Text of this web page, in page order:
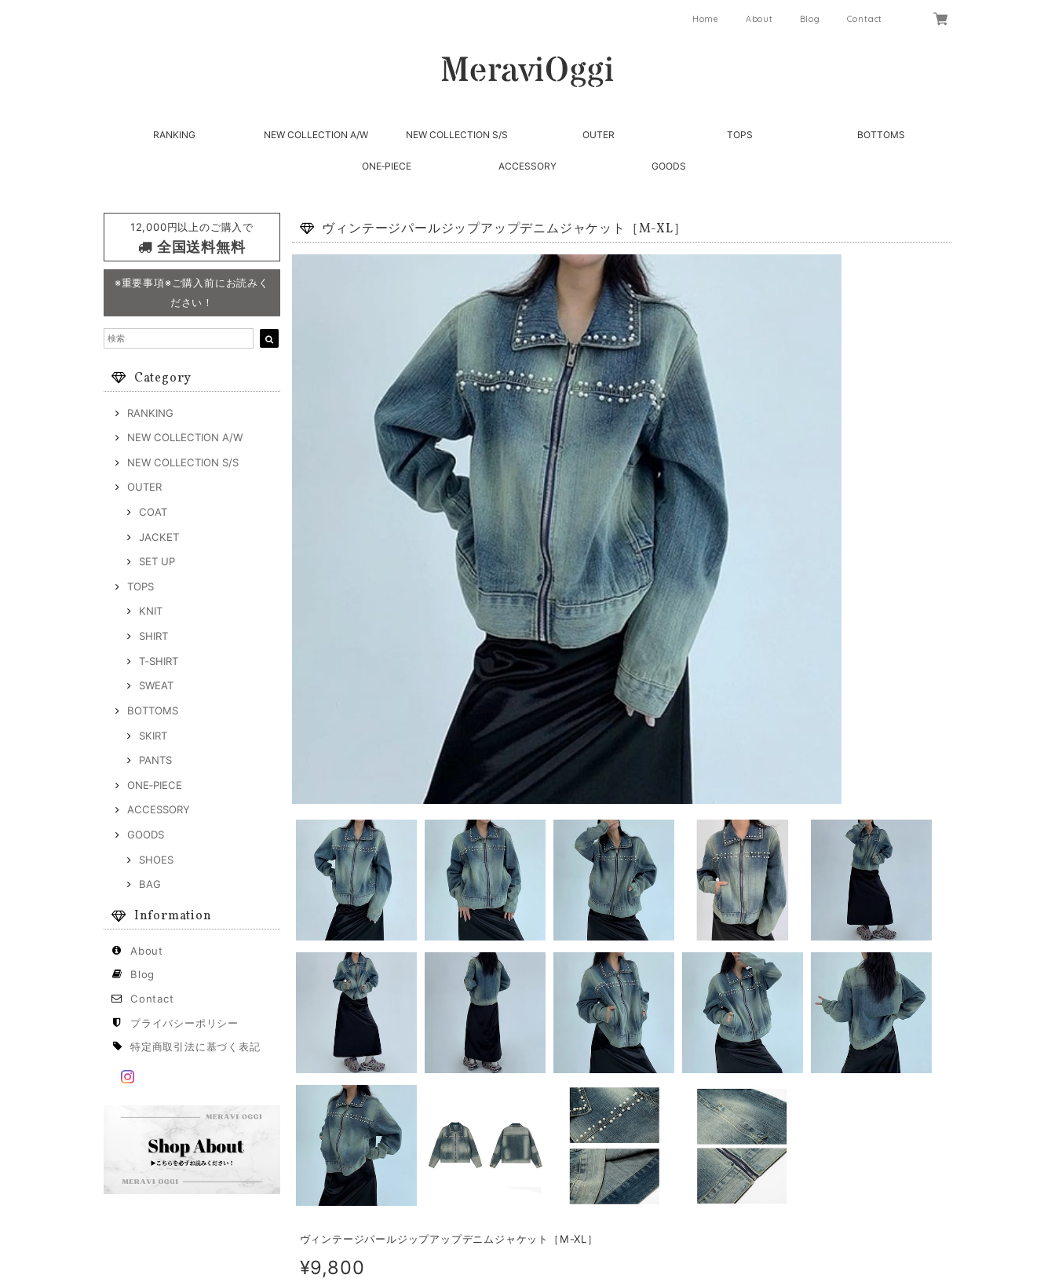
Home About Blog Contact
RANKING NEW COLLECTION A/W NEW COLLECTION S/S OUTER TOPS BOTTOMS
ONE‐PIECE ACCESSORY GOODS
12,000円以上のご購入で
全国送料無料
※重要事項※ご購入前にお読みく
ださい！
Category
RANKING
NEW COLLECTION A/W
NEW COLLECTION S/S
OUTER
COAT
JACKET
SET UP
TOPS
KNIT
SHIRT
T‐SHIRT
SWEAT
BOTTOMS
SKIRT
PANTS
ONE‐PIECE
ACCESSORY
GOODS
SHOES
BAG
Information
About
Blog
Contact
プライバシーポリシー
特定商取引法に基づく表記
ヴィンテージパールジップアップデニムジャケット［M-XL］
ヴィンテージパールジップアップデニムジャケット［M-XL］
¥9,800